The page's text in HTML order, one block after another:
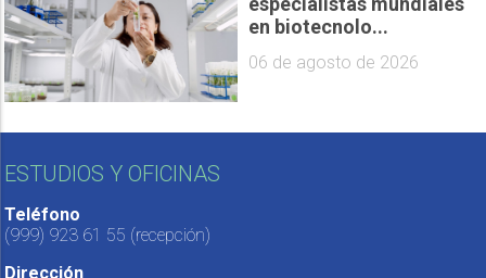
en biotecnolo...
06 de agosto de 2026
ESTUDIOS Y OFICINAS
Teléfono
(999) 923 61 55 (recepción)
Dirección